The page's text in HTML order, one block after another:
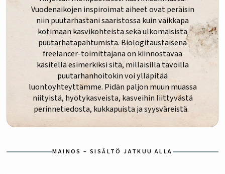
Vuodenaikojen inspiroimat aiheet ovat peräisin
niin puutarhastani saaristossa kuin vaikkapa
kotimaan kasvikohteista sekä ulkomaisista
puutarhatapahtumista. Biologitaustaisena
freelancer-toimittajana on kiinnostavaa
käsitellä esimerkiksi sitä, millaisilla tavoilla
puutarhanhoitokin voi ylläpitää
luontoyhteyttämme. Pidän paljon muun muassa
niityistä, hyötykasveista, kasveihin liittyvästä
perinnetiedosta, kukkapuista ja syysväreistä.
MAINOS – SISÄLTÖ JATKUU ALLA